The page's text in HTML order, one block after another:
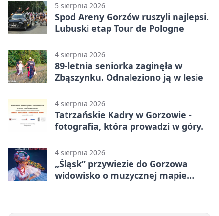
5 sierpnia 2026
Spod Areny Gorzów ruszyli najlepsi.
Lubuski etap Tour de Pologne
4 sierpnia 2026
89-letnia seniorka zaginęła w
Zbąszynku. Odnaleziono ją w lesie
4 sierpnia 2026
Tatrzańskie Kadry w Gorzowie -
fotografia, która prowadzi w góry.
4 sierpnia 2026
„Śląsk” przywiezie do Gorzowa
widowisko o muzycznej mapie